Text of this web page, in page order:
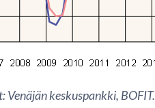
Venäjän keskuspankki, BOFIT.